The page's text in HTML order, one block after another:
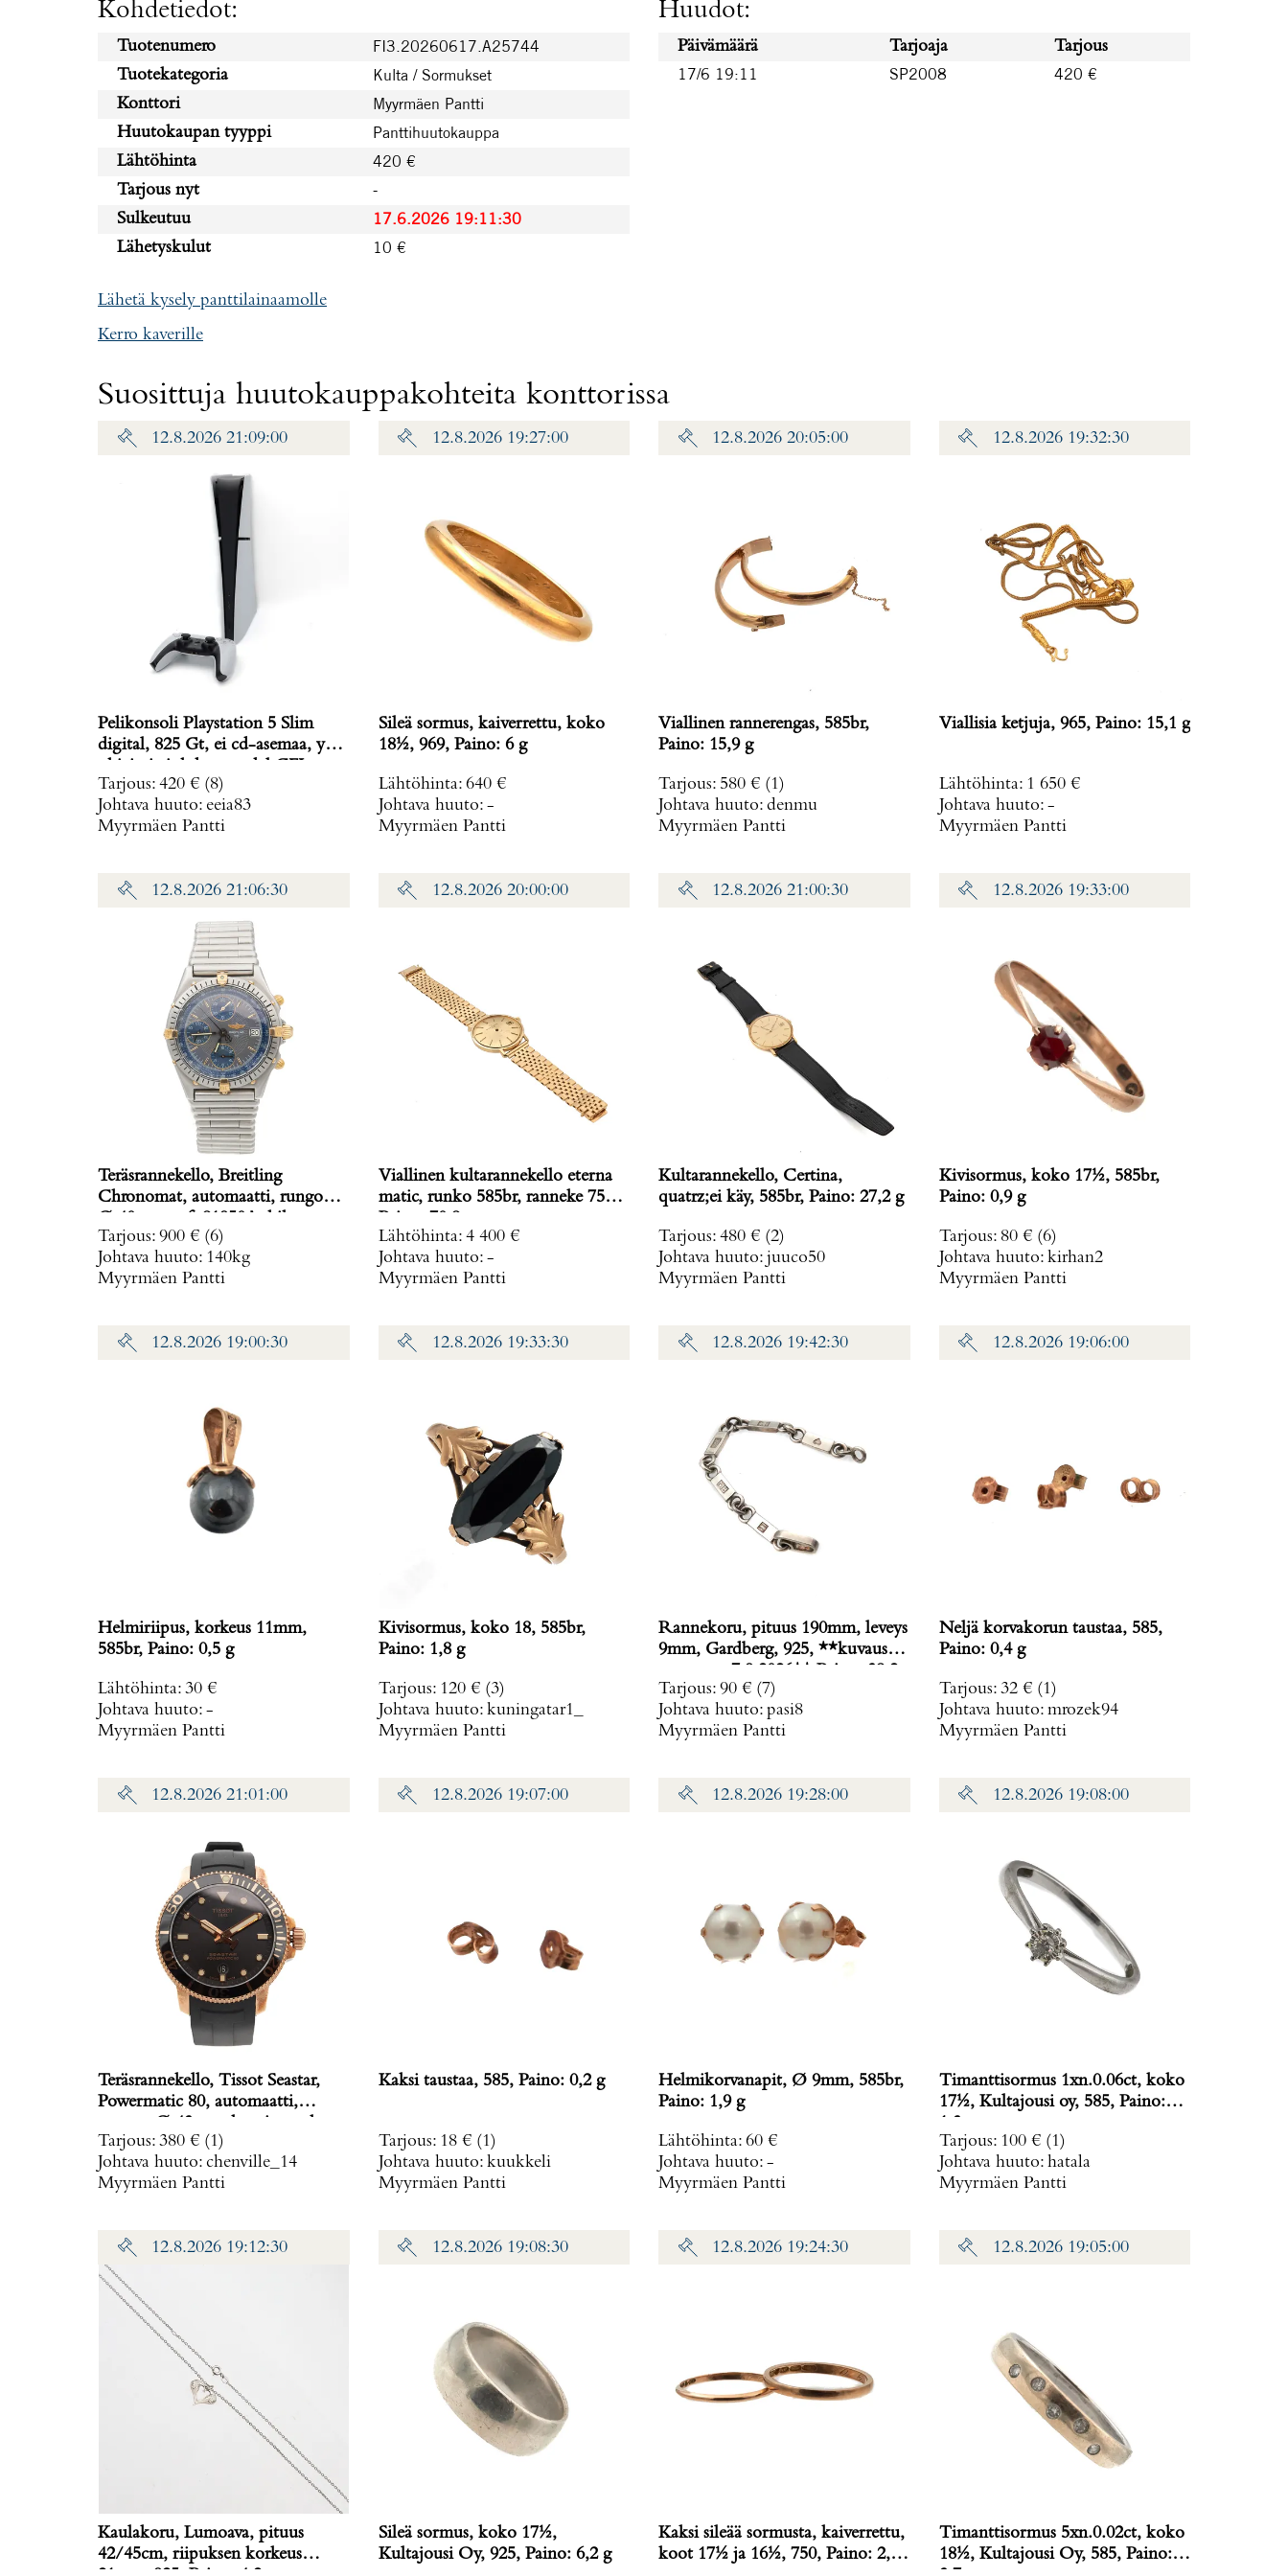
Kohdetiedot:
Tuotenumero FI3.20260617.A25744
Tuotekategoria Kulta / Sormukset
Konttori Myyrmäen Pantti
Huutokaupan tyyppi Panttihuutokauppa
Lähtöhinta 420 €
Tarjous nyt -
Sulkeutuu 17.6.2026 19:11:30
Lähetyskulut 10 €
Lähetä kysely panttilainaamolle
Kerro kaverille
Huudot:
Päivämäärä Tarjoaja Tarjous
17/6 19:11 SP2008 420 €
Suosittuja huutokauppakohteita konttorissa
12.8.2026 21:09:00
Pelikonsoli Playstation 5 Slim
digital, 825 Gt, ei cd-asemaa, yksi
2016,
Tarjous: 420 € (8)
Johtava huuto: eeia83
Myyrmäen Pantti
12.8.2026 19:27:00
Sileä sormus, kaiverrettu, koko
18½, 969, Paino: 6 g
Lähtöhinta: 640 €
Johtava huuto: -
Myyrmäen Pantti
12.8.2026 20:05:00
Viallinen rannerengas, 585br,
Paino: 15,9 g
Tarjous: 580 € (1)
Johtava huuto: denmu
Myyrmäen Pantti
12.8.2026 19:32:30
Viallisia ketjuja, 965, Paino: 15,1 g
Lähtöhinta: 1 650 €
Johtava huuto: -
Myyrmäen Pantti
12.8.2026 21:06:30
Teräsrannekello, Breitling
Chronomat, automaatti, rungon
pituus 160mm, nupista pala
irronnut, hihnan kiinnitys löysä,
laatikko, Paino: 0 g
Tarjous: 900 € (6)
Johtava huuto: 140kg
Myyrmäen Pantti
12.8.2026 20:00:00
Viallinen kultarannekello eterna
matic, runko 585br, ranneke 750,
Lähtöhinta: 4 400 €
Johtava huuto: -
Myyrmäen Pantti
12.8.2026 21:00:30
Kultarannekello, Certina,
quatrz;ei käy, 585br, Paino: 27,2 g
Tarjous: 480 € (2)
Johtava huuto: juuco50
Myyrmäen Pantti
12.8.2026 19:33:00
Kivisormus, koko 17½, 585br,
Paino: 0,9 g
Tarjous: 80 € (6)
Johtava huuto: kirhan2
Myyrmäen Pantti
12.8.2026 19:00:30
Helmiriipus, korkeus 11mm,
585br, Paino: 0,5 g
Lähtöhinta: 30 €
Johtava huuto: -
Myyrmäen Pantti
12.8.2026 19:33:30
Kivisormus, koko 18, 585br,
Paino: 1,8 g
Tarjous: 120 € (3)
Johtava huuto: kuningatar1_
Myyrmäen Pantti
12.8.2026 19:42:30
Rannekoru, pituus 190mm, leveys
9mm, Gardberg, 925, **kuvausta
g
Tarjous: 90 € (7)
Johtava huuto: pasi8
Myyrmäen Pantti
12.8.2026 19:06:00
Neljä korvakorun taustaa, 585,
Paino: 0,4 g
Tarjous: 32 € (1)
Johtava huuto: mrozek94
Myyrmäen Pantti
12.8.2026 21:01:00
Teräsrannekello, Tissot Seastar,
Powermatic 80, automaatti,
ref. T120407A,
Tarjous: 380 € (1)
Johtava huuto: chenville_14
Myyrmäen Pantti
12.8.2026 19:07:00
Kaksi taustaa, 585, Paino: 0,2 g
Tarjous: 18 € (1)
Johtava huuto: kuukkeli
Myyrmäen Pantti
12.8.2026 19:28:00
Helmikorvanapit, Ø 9mm, 585br,
Paino: 1,9 g
Lähtöhinta: 60 €
Johtava huuto: -
Myyrmäen Pantti
12.8.2026 19:08:00
Timanttisormus 1xn.0.06ct, koko
17½, Kultajousi oy, 585, Paino:
Tarjous: 100 € (1)
Johtava huuto: hatala
Myyrmäen Pantti
12.8.2026 19:12:30
Kaulakoru, Lumoava, pituus
42/45cm, riipuksen korkeus
12.8.2026 19:08:30
Sileä sormus, koko 17½,
Kultajousi Oy, 925, Paino: 6,2 g
12.8.2026 19:24:30
Kaksi sileää sormusta, kaiverrettu,
koot 17½ ja 16½, 750, Paino: 2,5
12.8.2026 19:05:00
Timanttisormus 5xn.0.02ct, koko
18½, Kultajousi Oy, 585, Paino: